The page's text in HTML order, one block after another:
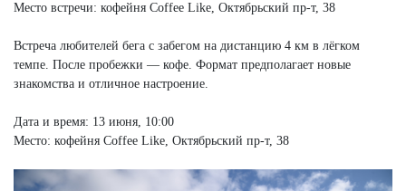
Место встречи: кофейня Coffee Like, Октябрьский пр-т, 38
Встреча любителей бега с забегом на дистанцию 4 км в лёгком
темпе. После пробежки — кофе. Формат предполагает новые
знакомства и отличное настроение.
Дата и время: 13 июня, 10:00
Место: кофейня Coffee Like, Октябрьский пр-т, 38